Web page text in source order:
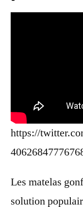
https://
Les matelas
solution